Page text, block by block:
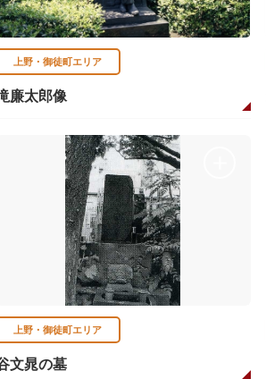
上野・御徒町エリア
廉太郎像
上野・御徒町エリア
文晁の墓